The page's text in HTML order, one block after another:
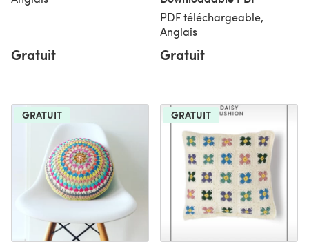
Gratuit
PDF téléchargeable,
Anglais
Gratuit
GRATUIT GRATUIT